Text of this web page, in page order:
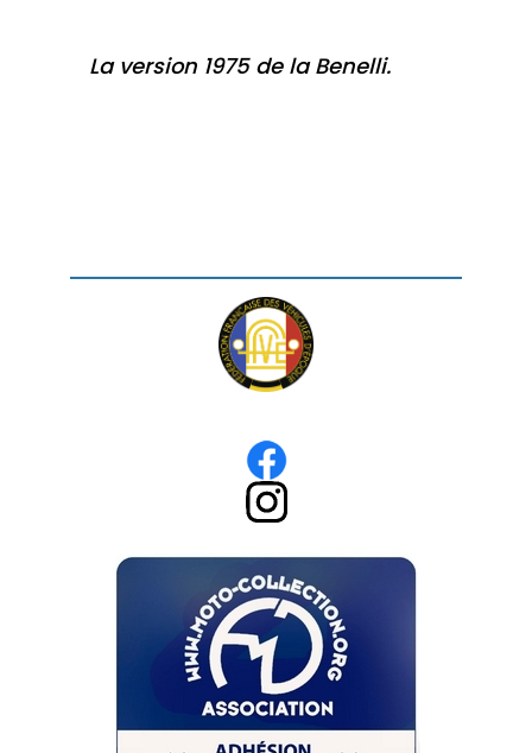
La version 1975 de la Benelli.